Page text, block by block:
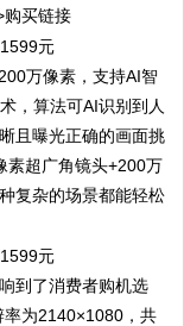
购买链接
万像素，支持AI智
，算法可AI识别到人
且曝光正确的画面挑
素超广角镜头+200万
复杂的场景都能轻松
到了消费者购机选
为2140×1080，共